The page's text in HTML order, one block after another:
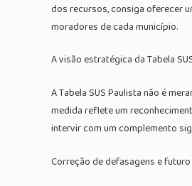
dos recursos, consiga oferecer
moradores de cada município.
A visão estratégica da Tabela
A Tabela SUS Paulista não é
medida reflete um
intervir com um complemento
Correção de defasagens e